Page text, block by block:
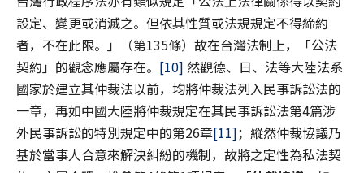
設定、變更或消滅之。但依其性質或法規規定不得締約
者，不在此限。」（第135條）故在台灣法制上，「公法
契約」的觀念應屬存在。 [10] 然觀德、日、法等大陸法系
國家於建立其仲裁法以前，均將仲裁法列入民事訴訟法的
一章，再如中國大陸將仲裁規定在其民事訴訟法第4篇涉
外民事訴訟的特別規定中的第26章[11]；縱然仲裁協議乃
基於當事人合意來解決糾紛的機制，故將之定性為私法契